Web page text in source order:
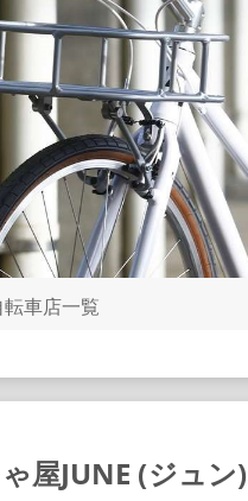
車店一覧
屋JUNE (ジュン)